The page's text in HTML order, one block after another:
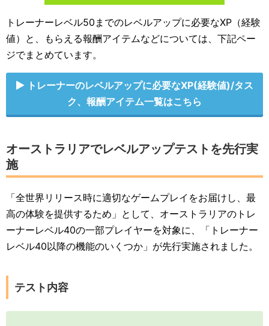
トレーナーレベル50までのレベルアップに必要なXP（経験
値）と、もらえる報酬アイテムなどについては、下記ペー
ジでまとめています。
トレーナーのレベルアップに必要なXP(経験値)/タス
ク、報酬アイテム一覧はこちら
オーストラリアでレベルアップテストを先行実
施
「全世界リリース時に適切なゲームプレイをお届けし、最
高の体験を提供するため」として、オーストラリアのトレ
ーナーレベル40の一部プレイヤーを対象に、「トレーナー
レベル40以降の機能のいくつか」が先行実施されました。
テスト内容